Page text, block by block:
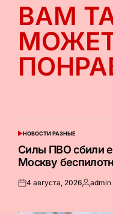
ВАМ
ОПУБЛИКОВАНО
В
НОВОСТИ РАЗНЫЕ
Силы ПВО сбили
Москву
Опубликовано
4 августа, 2026Запись
admin